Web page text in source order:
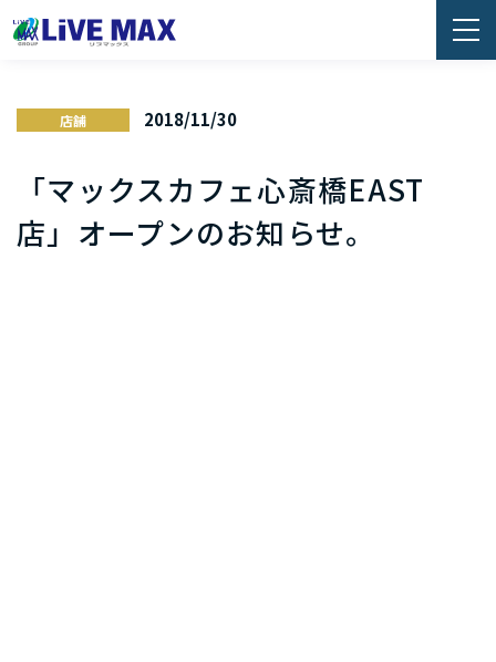
店舗 2018/11/30
「マックスカフェ心斎橋EAST
店」オープンのお知らせ。